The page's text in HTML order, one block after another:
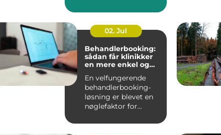
02. Jul
Behandlerbooking:
sådan får klinikker
en mere enkel og
En velfungerende
behandlerbooking-
løsning er blevet en
nøglefaktor for
og beha...